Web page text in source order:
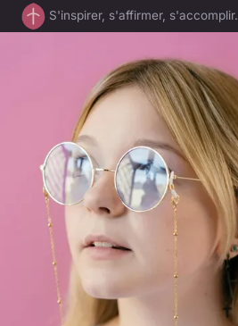
S'inspirer, s'affirmer, s'accomplir.